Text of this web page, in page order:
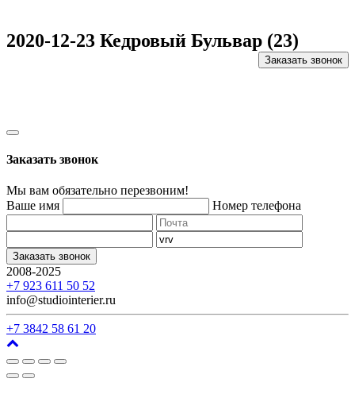
2020-12-23 Кедровый Бульвар (23)
Заказать звонок
Заказать звонок
Мы вам обязательно перезвоним!
Ваше имя
Номер телефона
Заказать звонок
2008-2025
+7 923 611 50 52
info@studiointerier.ru
+7 3842 58 61 20